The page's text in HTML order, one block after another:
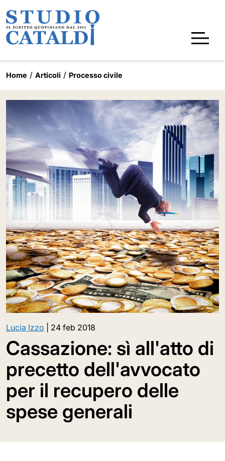
Home Articoli Processo civile
Lucia Izzo 24 feb 2018
Cassazione: sì all'atto di
precetto dell'avvocato
per il recupero delle
spese generali